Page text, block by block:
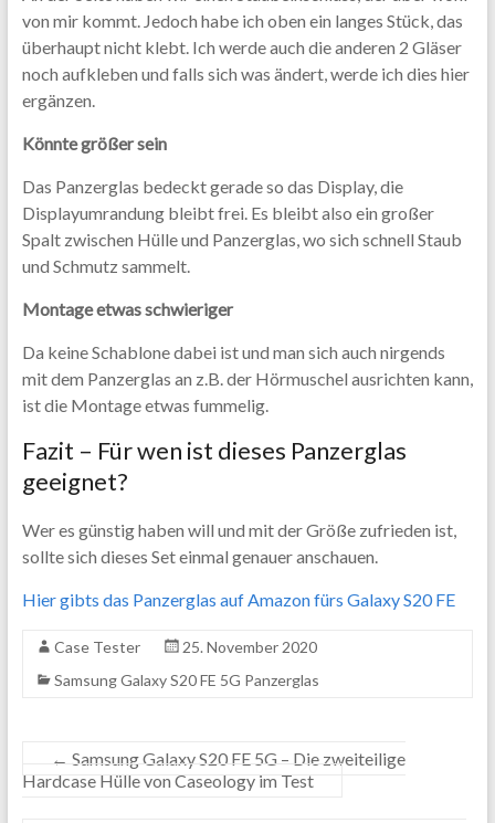
von mir kommt. Jedoch habe ich oben ein langes Stück, das
überhaupt nicht klebt. Ich werde auch die anderen 2 Gläser
noch aufkleben und falls sich was ändert, werde ich dies hier
ergänzen.
Könnte größer sein
Das Panzerglas bedeckt gerade so das Display, die
Displayumrandung bleibt frei. Es bleibt also ein großer
Spalt zwischen Hülle und Panzerglas, wo sich schnell Staub
und Schmutz sammelt.
Montage etwas schwieriger
Da keine Schablone dabei ist und man sich auch nirgends
mit dem Panzerglas an z.B. der Hörmuschel ausrichten kann,
ist die Montage etwas fummelig.
Fazit – Für wen ist dieses Panzerglas
geeignet?
Wer es günstig haben will und mit der Größe zufrieden ist,
sollte sich dieses Set einmal genauer anschauen.
Hier gibts das Panzerglas auf Amazon fürs Galaxy S20 FE
Case Tester
25. November 2020
Samsung Galaxy S20 FE 5G Panzerglas
← Samsung Galaxy S20 FE 5G – Die zweiteilige
Hardcase Hülle von Caseology im Test